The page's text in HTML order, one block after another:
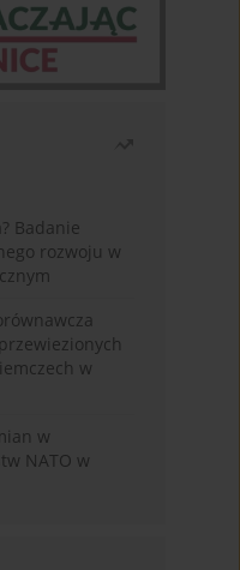
Badanie
rozwoju w
w
w
NATO w